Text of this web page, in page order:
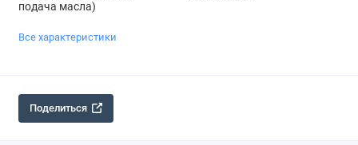
подача масла)
Все характеристики
Поделиться